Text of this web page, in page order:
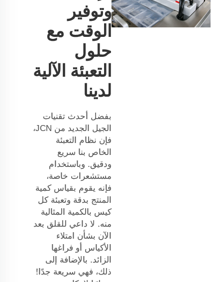
وتوفير
الوقت مع
حلول
التعبئة الآلية
لدينا
بفضل أحدث تقنيات
الجيل الجديد من JCN،
فإن نظام التعبئة
الخاص بنا سريع
ودقيق. وباستخدام
مستشعرات خاصة،
فإنه يقوم بقياس كمية
المنتج بدقة وتعبئة كل
كيس بالكمية المثالية
منه. لا داعي للقلق بعد
الآن بشأن امتلاء
الأكياس أو فراغها
الزائد. بالإضافة إلى
ذلك، فهي سريعة جدًا!